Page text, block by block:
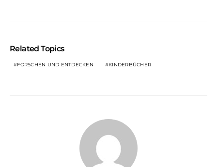
Related Topics
FORSCHEN UND ENTDECKEN KINDERBÜCHER